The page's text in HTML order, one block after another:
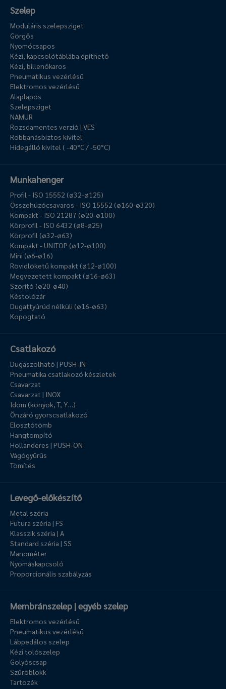
Szelep
Moduláris szelepsziget
Görgős
Nyomócsapos
Kézi, kapcsolótáblába építhető
Kézi, billenőkaros
Pneumatikus vezérlésű
Elektromos vezérlésű
Alaplapos
Szelepsziget
NAMUR
Rozsdamentes verzió | VES
Robbanásbiztos kivitel
Hidegálló kivitel ( -40°C / -50°C)
Munkahenger
Profil - ISO 15552 (ø32-ø125)
Összehúzócsavaros - ISO 15552 (ø160-ø320)
Kompakt - ISO 21287 (ø20-ø100)
Körprofil - ISO 6432 (ø8-ø25)
Körprofil (ø32-ø63)
Kompakt - UNITOP (ø12-ø100)
Mini (ø6-ø16)
Rövidlöketű kompakt (ø12-ø100)
Megvezetett kompakt (ø16-ø63)
Szorító (ø20-ø40)
Késtolózár
Dugattyúrúd nélküli (ø16-ø63)
Kopogtató
Csatlakozó
Dugaszolható | PUSH-IN
Pneumatika csatlakozó készletek
Csavarzat
Csavarzat | INOX
Idom (könyök, T, Y…)
Önzáró gyorscsatlakozó
Elosztótömb
Hangtompító
Hollanderes | PUSH-ON
Vágógyűrűs
Tömítés
Levegő-előkészítő
Metal széria
Futura széria | FS
Klasszik széria | A
Standard széria | SS
Manométer
Nyomáskapcsoló
Proporcionális szabályzás
Membránszelep | egyéb szelep
Elektromos vezérlésű
Pneumatikus vezérlésű
Lábpedálos szelep
Kézi tolószelep
Golyóscsap
Szűrőblokk
Tartozék